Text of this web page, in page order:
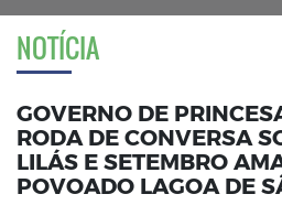
NOTÍCIA
GOVERNO DE
RODA DE CONVERSA
LILÁS E SETEMBRO
POVOADO LAGOA DE